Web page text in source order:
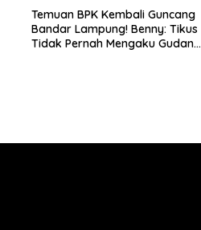
Temuan BPK Kembali Guncang
Bandar Lampung! Benny: Tikus
Tidak Pernah Mengaku Gudang